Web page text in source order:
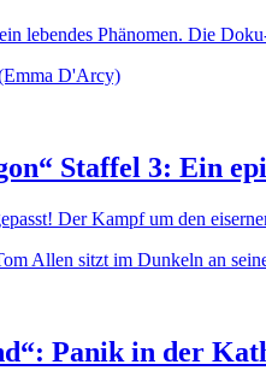
lebendes Phänomen. Die
Staffel 3: Ein
Der Kampf um den
Panik in der